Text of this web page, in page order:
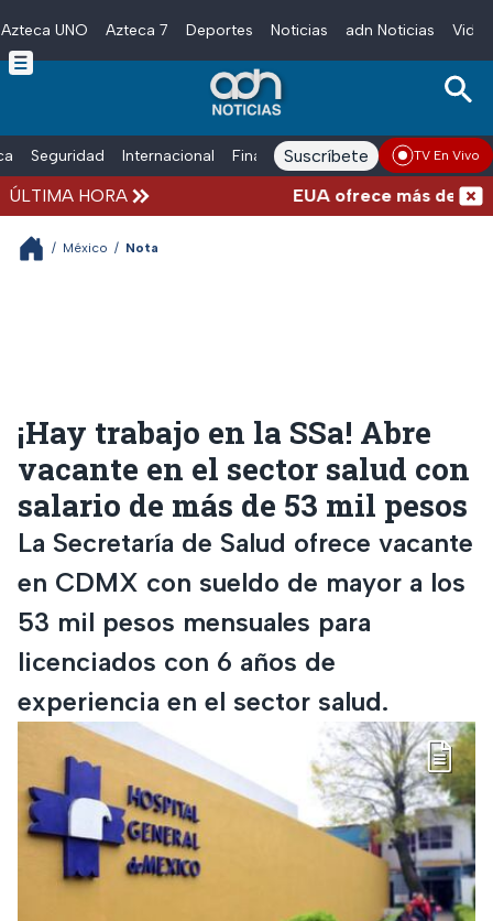
Skip to main content
Azteca UNO Azteca 7 Deportes Noticias adn Noticias
Seguridad Internacional Finanzas adn Noticias Radio
Suscríbete TV En Vivo
ÚLTIMA HORA EUA ofrece más de 100
/ México / Nota
¡Hay trabajo en la SSa! Abre
vacante en el sector salud con
salario de más de 53 mil pesos
La Secretaría de Salud ofrece vacante
en CDMX con sueldo de mayor a los
53 mil pesos mensuales para
licenciados con 6 años de
experiencia en el sector salud.